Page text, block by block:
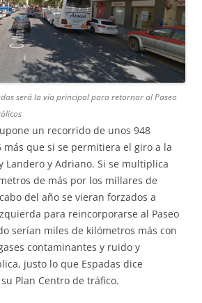
será la vía principal para retornar al Paseo
un recorrido de unos 948
más que si se permitiera el giro a la
Landero y Adriano. Si se multiplica
de más por los millares de
del año se vieran forzados a
para reincorporarse al Paseo
serían miles de kilómetros más con
contaminantes y ruido y
justo lo que Espadas dice
Plan Centro de tráfico.